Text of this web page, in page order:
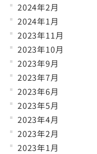
2024年2月
2024年1月
2023年11月
2023年10月
2023年9月
2023年7月
2023年6月
2023年5月
2023年4月
2023年2月
2023年1月